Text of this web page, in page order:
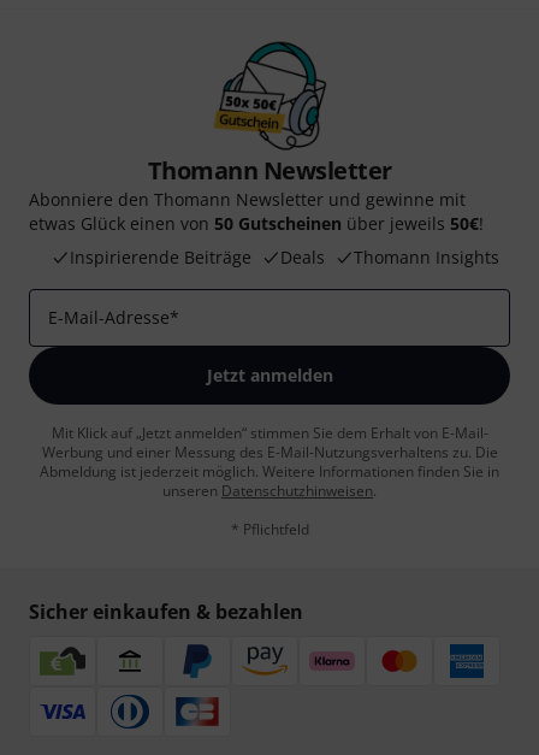
Thomann Newsletter
Abonniere den Thomann Newsletter und gewinne mit
etwas Glück einen von 50 Gutscheinen über jeweils 50€!
Inspirierende Beiträge
Deals Thomann Insights
E-Mail-Adresse*
Jetzt anmelden
Mit Klick auf „Jetzt anmelden“ stimmen Sie dem Erhalt von E-Mail-
Werbung und einer Messung des E-Mail-Nutzungsverhaltens zu. Die
Abmeldung ist jederzeit möglich. Weitere Informationen finden Sie in
unseren Datenschutzhinweisen.
* Pflichtfeld
Sicher einkaufen & bezahlen